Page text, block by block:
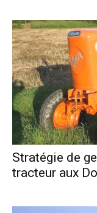
Stratégie de
tracteur aux